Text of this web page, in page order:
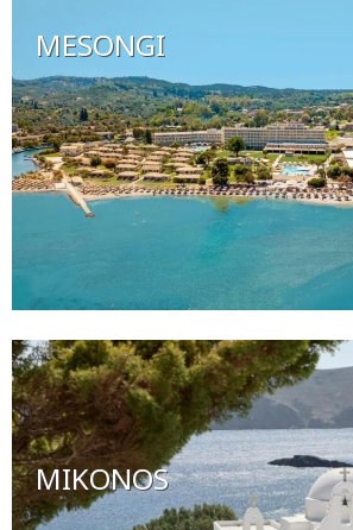
MESONGI
MIKONOS